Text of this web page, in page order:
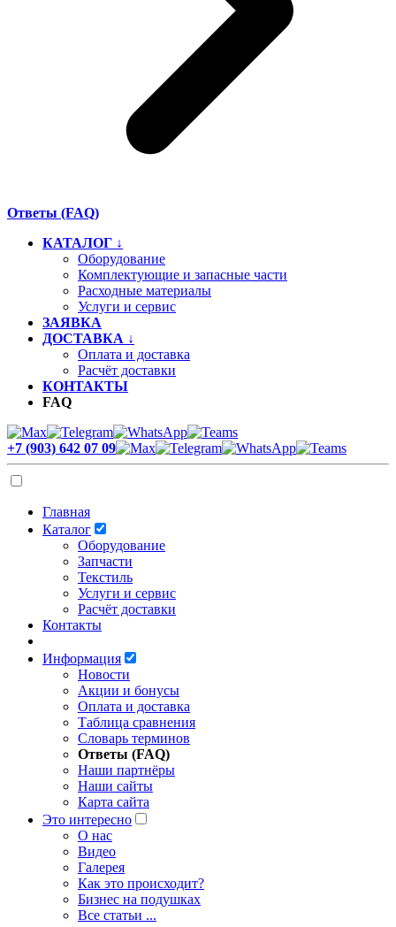
Ответы (FAQ)
КАТАЛОГ ↓
Оборудование
Комплектующие и запасные части
Расходные материалы
Услуги и сервис
ЗАЯВКА
ДОСТАВКА ↓
Оплата и доставка
Расчёт доставки
КОНТАКТЫ
FAQ
+7 (903) 642 07 09
Главная
Каталог
Оборудование
Запчасти
Текстиль
Услуги и сервис
Расчёт доставки
Контакты
Информация
Новости
Акции и бонусы
Оплата и доставка
Таблица сравнения
Словарь терминов
Ответы (FAQ)
Наши партнёры
Наши сайты
Карта сайта
Это интересно
O нас
Видео
Галерея
Как это происходит?
Бизнес на подушках
Все статьи ...